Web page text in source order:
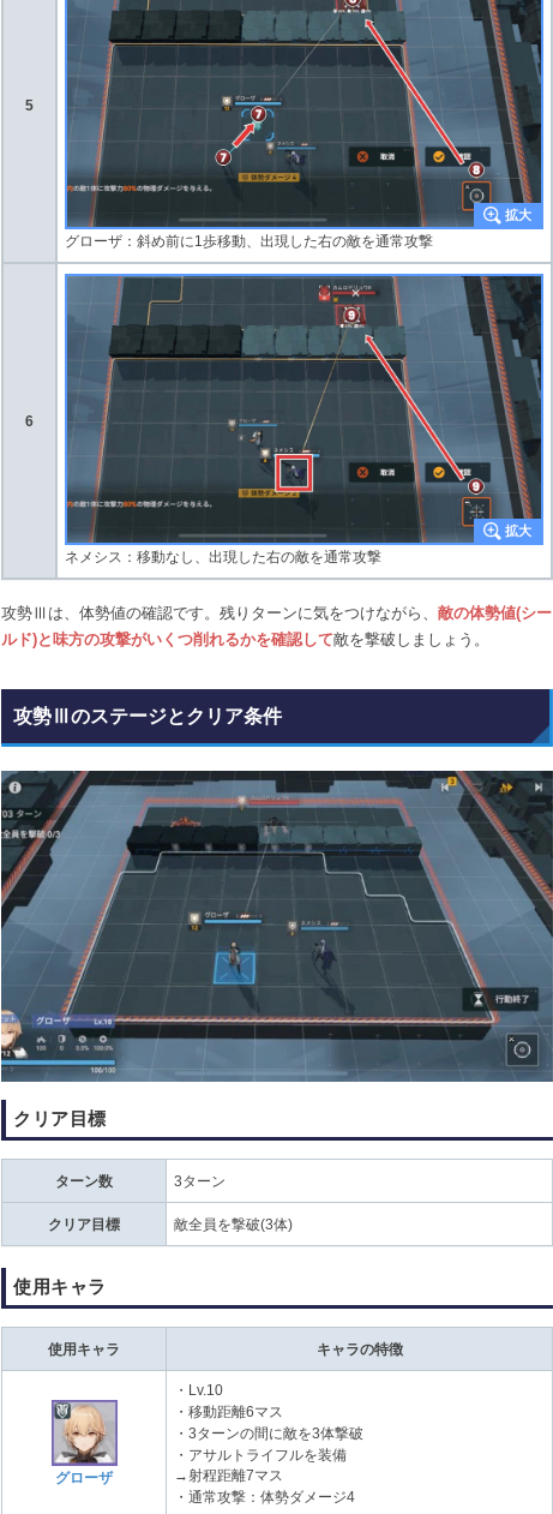
5
グローザ：斜め前に1歩移動、出現した右の敵を通常攻撃
6
ネメシス：移動なし、出現した右の敵を通常攻撃
攻勢Ⅲは、体勢値の確認です。残りターンに気をつけながら、 敵の体勢値(シー
ルド)と味方の攻撃がいくつ削れるかを確認して敵を撃破しましょう。
攻勢Ⅲのステージとクリア条件
クリア目標
ターン数 3ターン
クリア目標 敵全員を撃破(3体)
使用キャラ
使用キャラ キャラの特徴
グローザ
・Lv.10
・移動距離6マス
・3ターンの間に敵を3体撃破
・アサルトライフルを装備
→射程距離7マス
・通常攻撃：体勢ダメージ4